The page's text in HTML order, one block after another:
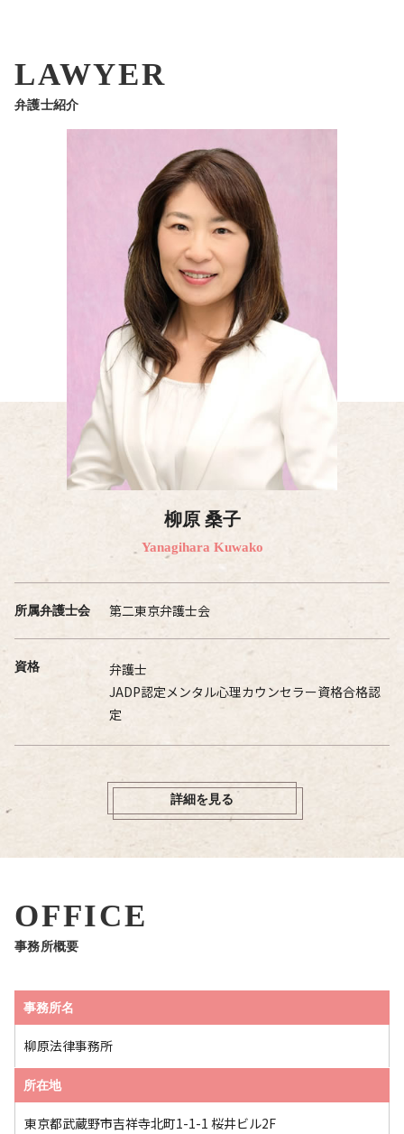
柳原 桑子
Yanagihara Kuwako
LAWYER
弁護士紹介
所属弁護士会 第二東京弁護士会
資格
弁護士
JADP認定メンタル心理カウンセラー資格合格認
定
詳細を見る
OFFICE
事務所概要
事務所名
柳原法律事務所
所在地
東京都武蔵野市吉祥寺北町1-1-1 桜井ビル2F